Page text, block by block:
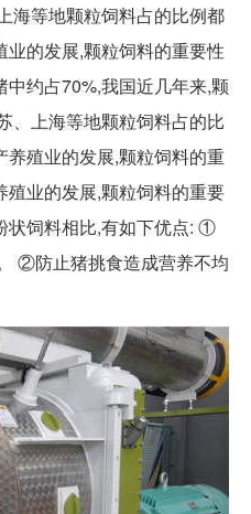
海等地颗粒饲料占的比例都
的发展,颗粒饲料的重要性
中约占70%,我国近几年来,颗
、上海等地颗粒饲料占的比
殖业的发展,颗粒饲料的重
殖业的发展,颗粒饲料的重要
状饲料相比,有如下优点: ①
②防止猪挑食造成营养不均